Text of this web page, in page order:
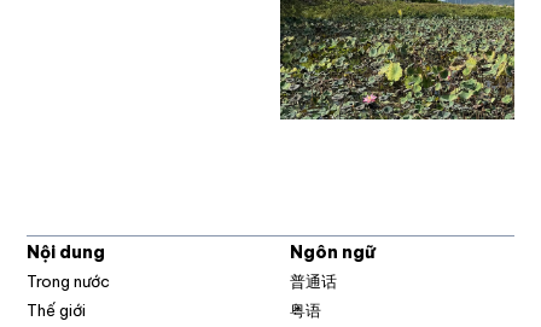
Nội dung
Trong nước
Thế giới
Ngôn ngữ
普通话
粤语